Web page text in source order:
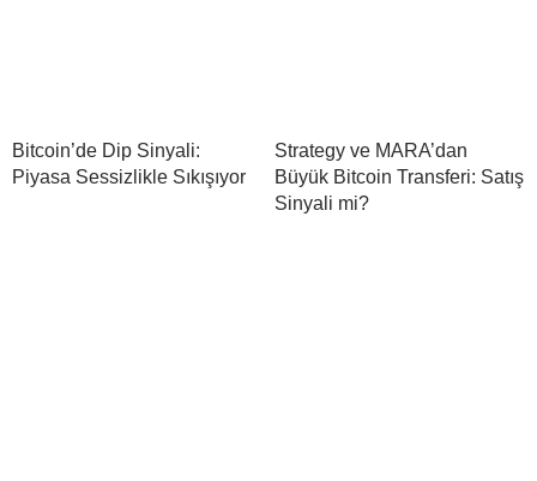
Bitcoin’de Dip Sinyali:
Piyasa Sessizlikle Sıkışıyor
Strategy ve MARA’dan
Büyük Bitcoin Transferi: Satış
Sinyali mi?